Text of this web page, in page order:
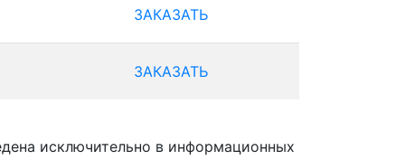
ЗАКАЗАТЬ
ЗАКАЗАТЬ
исключительно в информационных